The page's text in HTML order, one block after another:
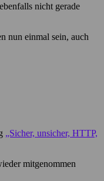
nicht gerade
nun einmal sein, auch
„Sicher, unsicher, HTTP,
mitgenommen